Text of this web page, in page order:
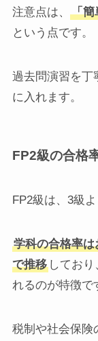
注意点は、
「簡
という点です。
過去問演習を丁
に入れます。
FP2級の合格
FP2級は、3級
学科の合格率は
で推移しており
れるのが特徴で
税制や社会保険